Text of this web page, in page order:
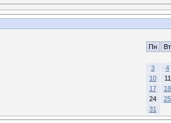
Пн
Вт
3
4
10
11
17
18
24
25
31